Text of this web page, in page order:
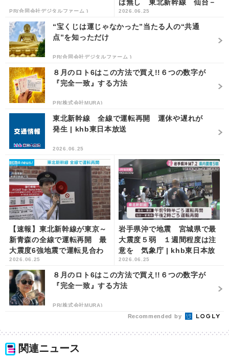
PR(合同会社デジタルファーム )
は無し 東北新幹線 仙台－
青森間は午後１時ごろ運転再
開見通し | k...
2026.06.25
“宝くじは運じゃなかった”当たる人の“共通
点”を知っただけ
PR(合同会社デジタルファーム )
８月のロト6はこの方法で買え!!６つの数字が
『完全一致』する方法
PR(株式会社MURA)
東北新幹線 全線で運転再開 運休や遅れが
発生 | khb東日本放送
2026.06.25
【速報】東北新幹線が東京～
新青森の全線で運転再開 最
大震度6強地震で運転見合わ
せ | khb東日本放送
2026.06.25
岩手県沖で地震 宮城県で最
大震度５弱 １週間程度は注
意を 気象庁 | khb東日本放
送
2026.06.25
８月のロト6はこの方法で買え!!６つの数字が
『完全一致』する方法
PR(株式会社MURA)
Recommended by
関連ニュース